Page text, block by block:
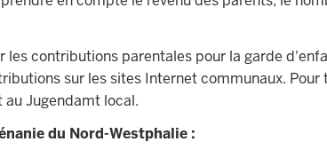
contributions parentales pour la garde
sur les sites Internet communaux.
Jugendamt local.
du Nord-Westphalie :